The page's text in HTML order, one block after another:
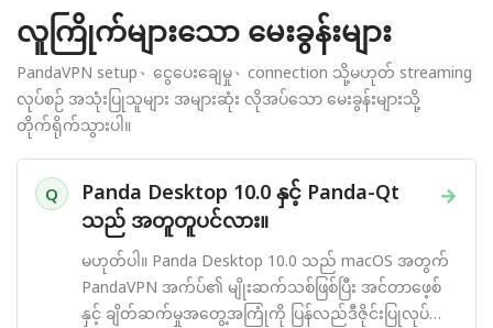
လူကြိုက်များသော မေးခွန်းများ
PandaVPN setup、ငွေပေးချေမှု、connection သို့မဟုတ် streaming
လုပ်စဉ် အသုံးပြုသူများ အများဆုံး လိုအပ်သော မေးခွန်းများသို့
တိုက်ရိုက်သွားပါ။
Q →
Panda Desktop 10.0 နှင့် Panda-Qt
သည် အတူတူပင်လား။
မဟုတ်ပါ။ Panda Desktop 10.0 သည် macOS အတွက်
PandaVPN အက်ပ်၏ မျိုးဆက်သစ်ဖြစ်ပြီး အင်တာဖေ့စ်
နှင့် ချိတ်ဆက်မှုအတွေ့အကြုံကို ပြန်လည်ဒီဇိုင်းပြုလုပ်